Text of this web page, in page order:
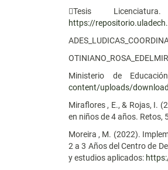
Tesis
https://
Ministerio de
content/uploads/
Miraflores , E., & Rojas, I.
en niños de 4 años. Retos,
Moreira , M. (2022).
2 a 3 Años del Centro de
y estudios aplicados: